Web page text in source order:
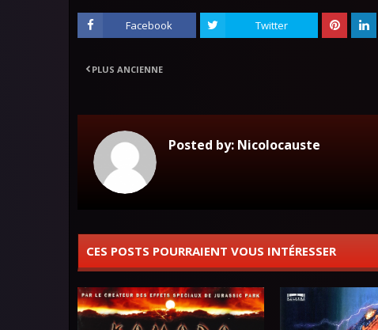
Facebook Twitter
PLUS ANCIENNE
Posted by: Nicolocauste
CES POSTS POURRAIENT VOUS INTÉRESSER